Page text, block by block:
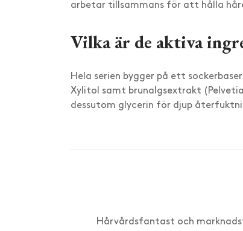
arbetar tillsammans för att hålla
Vilka är de aktiva
Hela serien bygger på ett
Xylitol samt brunalgsextrakt
dessutom glycerin för djup
Hårvårdsfantast och